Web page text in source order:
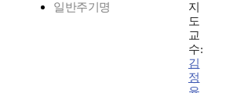
일반주기명
지
도
교
수:
김
정